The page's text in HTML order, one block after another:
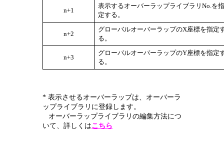
n+1
表示するオーバーラップライブラリNo.を指
定する。
n+2
グローバルオーバーラップのX座標を指定
る。
n+3
グローバルオーバーラップのY座標を指定
る。
* 表示させるオーバーラップは、オーバーラ
ップライブラリに登録します。
オーバーラップライブラリの編集方法につ
いて、詳しくはこちら